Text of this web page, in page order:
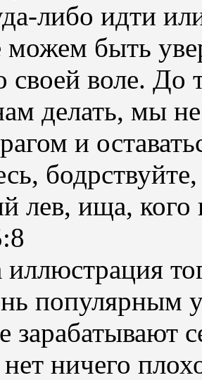
либо идти
быть
своей воле. До
делать, мы
и
лев, ища, кого
популярным
зарабатывают
ничего